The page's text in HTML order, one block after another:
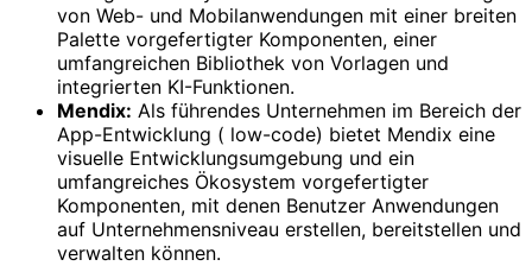
von Web- und Mobilanwendungen mit einer breiten
Palette vorgefertigter Komponenten, einer
umfangreichen Bibliothek von Vorlagen und
integrierten KI-Funktionen.
Mendix: Als führendes Unternehmen im Bereich der
App-Entwicklung ( low-code) bietet Mendix eine
visuelle Entwicklungsumgebung und ein
umfangreiches Ökosystem vorgefertigter
Komponenten, mit denen Benutzer Anwendungen
auf Unternehmensniveau erstellen, bereitstellen und
verwalten können.